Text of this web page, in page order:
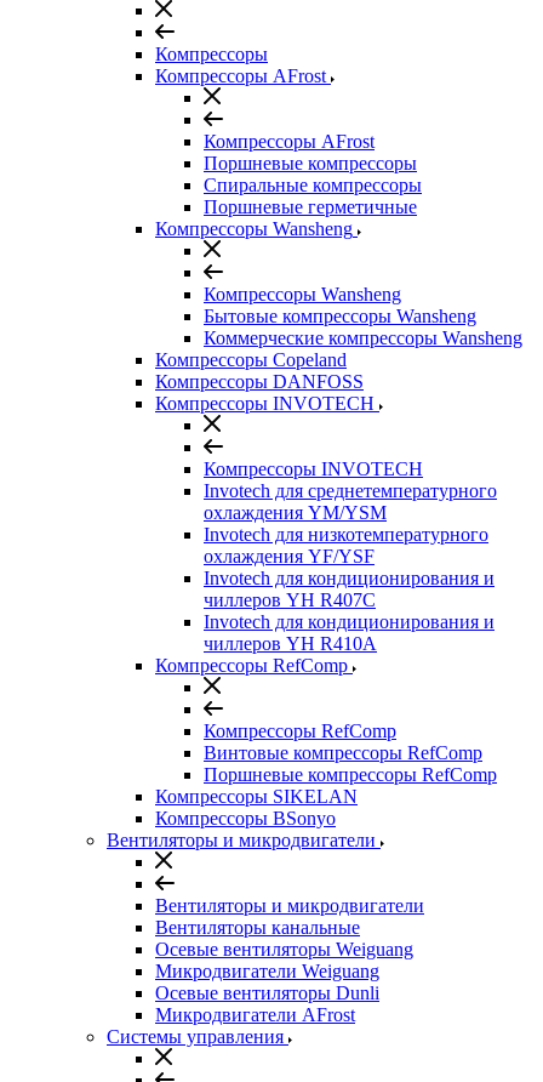
Компрессоры
Компрессоры AFrost
Компрессоры AFrost
Поршневые компрессоры
Спиральные компрессоры
Поршневые герметичные
Компрессоры Wansheng
Компрессоры Wansheng
Бытовые компрессоры Wansheng
Коммерческие компрессоры Wansheng
Компрессоры Copeland
Компрессоры DANFOSS
Компрессоры INVOTECH
Компрессоры INVOTECH
Invotech для среднетемпературного
охлаждения YM/YSM
Invotech для низкотемпературного
охлаждения YF/YSF
Invotech для кондиционирования и
чиллеров YH R407C
Invotech для кондиционирования и
чиллеров YH R410A
Компрессоры RefComp
Компрессоры RefComp
Винтовые компрессоры RefComp
Поршневые компрессоры RefComp
Компрессоры SIKELAN
Компрессоры BSonyo
Вентиляторы и микродвигатели
Вентиляторы и микродвигатели
Вентиляторы канальные
Осевые вентиляторы Weiguang
Микродвигатели Weiguang
Осевые вентиляторы Dunli
Микродвигатели AFrost
Системы управления